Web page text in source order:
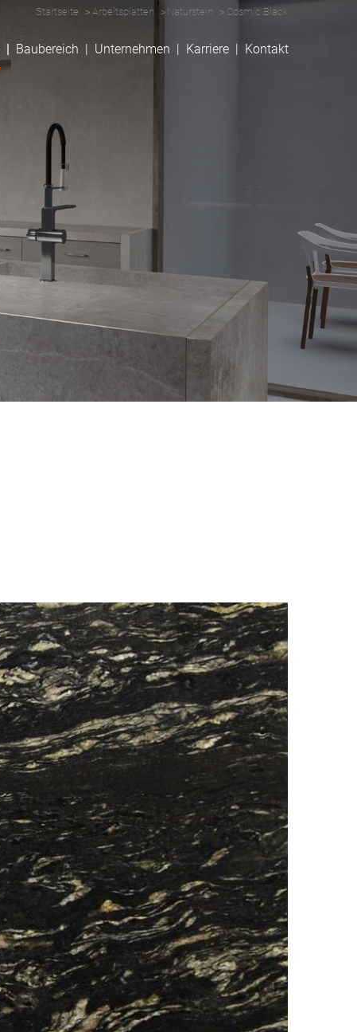
Startseite Arbeitsplatten Naturstein Cosmic Black
Baubereich Unternehmen Karriere Kontakt